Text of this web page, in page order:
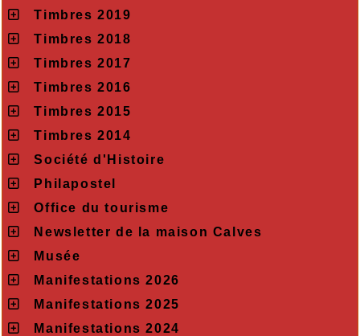
Timbres 2019
Timbres 2018
Timbres 2017
Timbres 2016
Timbres 2015
Timbres 2014
Société d'Histoire
Philapostel
Office du tourisme
Newsletter de la maison Calves
Musée
Manifestations 2026
Manifestations 2025
Manifestations 2024